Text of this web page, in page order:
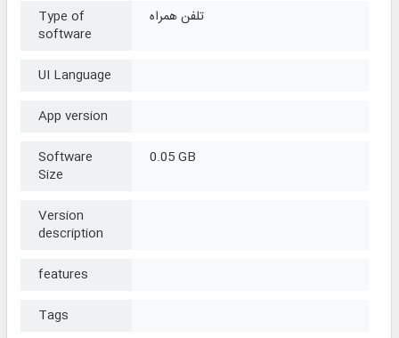
Type of
software
تلفن همراه
UI Language
App version
Software
Size
0.05 GB
Version
description
features
Tags